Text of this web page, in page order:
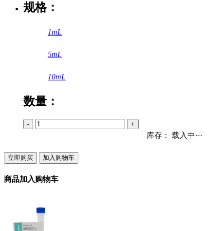
规格：
1mL
5mL
10mL
数量：
- +
库存： 载入中···
立即购买 加入购物车
商品加入购物车